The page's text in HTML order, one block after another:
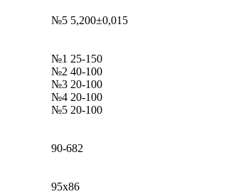
№5 5,200±0,015
№1 25-150
№2 40-100
№3 20-100
№4 20-100
№5 20-100
90-682
95х86